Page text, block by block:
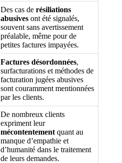
Des cas de résiliations
abusives ont été signalés,
souvent sans avertissement
préalable, même pour de
petites factures impayées.
Factures désordonnées,
surfacturations et méthodes de
facturation jugées abusives
sont couramment mentionnées
par les clients.
De nombreux clients
expriment leur
mécontentement quant au
manque d’empathie et
d’humanité dans le traitement
de leurs demandes.